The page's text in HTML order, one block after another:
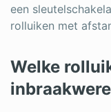
een
rolluiken met
Welke